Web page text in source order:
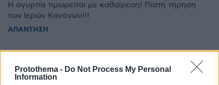
Protothema - Do Not Process My Personal
Information
Η αγυρτία τιμωρείται με καθαίρεση! Πίστη τήρηση
των Ιερών Κανόνων!!!
ΑΠΑΝΤΗΣΗ
13.10.2022, 07:01
Το τραγικό είναι ότι οι περισσότεροι που κρίνουν